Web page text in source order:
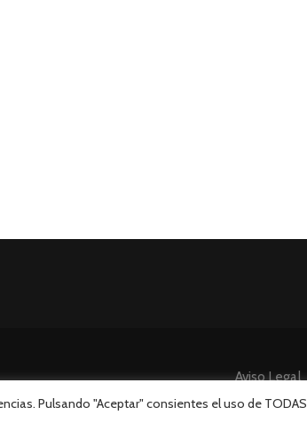
Aviso Legal
Pulsando "Aceptar" consientes el uso de TODAS